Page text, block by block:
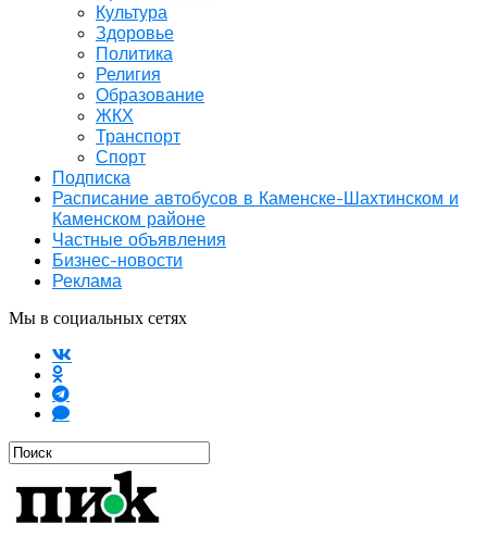
Культура
Здоровье
Политика
Религия
Образование
ЖКХ
Транспорт
Спорт
Подписка
Расписание автобусов в Каменске-Шахтинском и
Каменском районе
Частные объявления
Бизнес-новости
Реклама
Мы в социальных сетях